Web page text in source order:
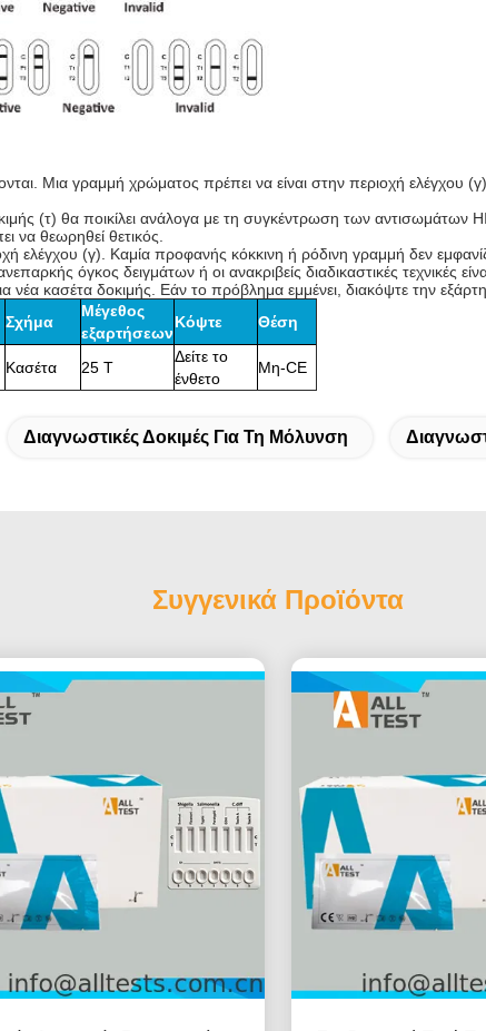
Μια γραμμή χρώματος πρέπει να είναι στην περιοχή ελέγχου
(τ) θα ποικίλει ανάλογα με τη συγκέντρωση των
να θεωρηθεί θετικός.
(γ). Καμία προφανής κόκκινη ή ρόδινη γραμμή δεν
όγκος δειγμάτων ή οι ανακριβείς διαδικαστικές τεχνικές
νέα κασέτα δοκιμής. Εάν το πρόβλημα εμμένει, διακόψτε την
Σχήμα
Μέγεθος
εξαρτήσεων
Κόψτε Θέση
Κασέτα 25 Τ
Δείτε το
ένθετο
Μη-CE
Διαγνωστικές Δοκιμές Για Τη Μόλυνση
Συγγενικά Προϊόντα